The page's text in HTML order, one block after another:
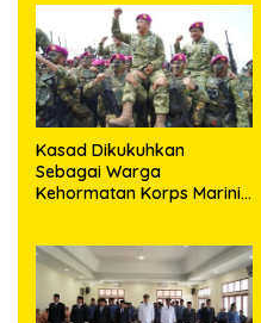
Kasad Dikukuhkan
Sebagai Warga
Kehormatan Korps Marinir